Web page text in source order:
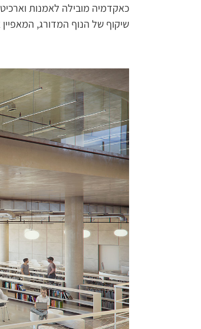
כאקדמיה מובילה לאמנות
שיקוף של הנוף המדורג,